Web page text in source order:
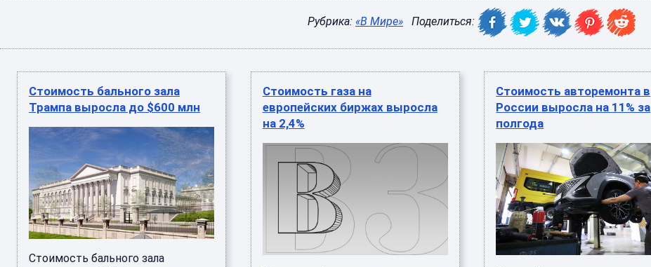
Рубрика: «В Мире» Поделиться:
Стоимость бального зала
Трампа выросла до $600 млн
Стоимость бального зала
Стоимость газа на
европейских биржах выросла
на 2,4%
​Стоимость авторемонта в
России выросла на 11% за
полгода